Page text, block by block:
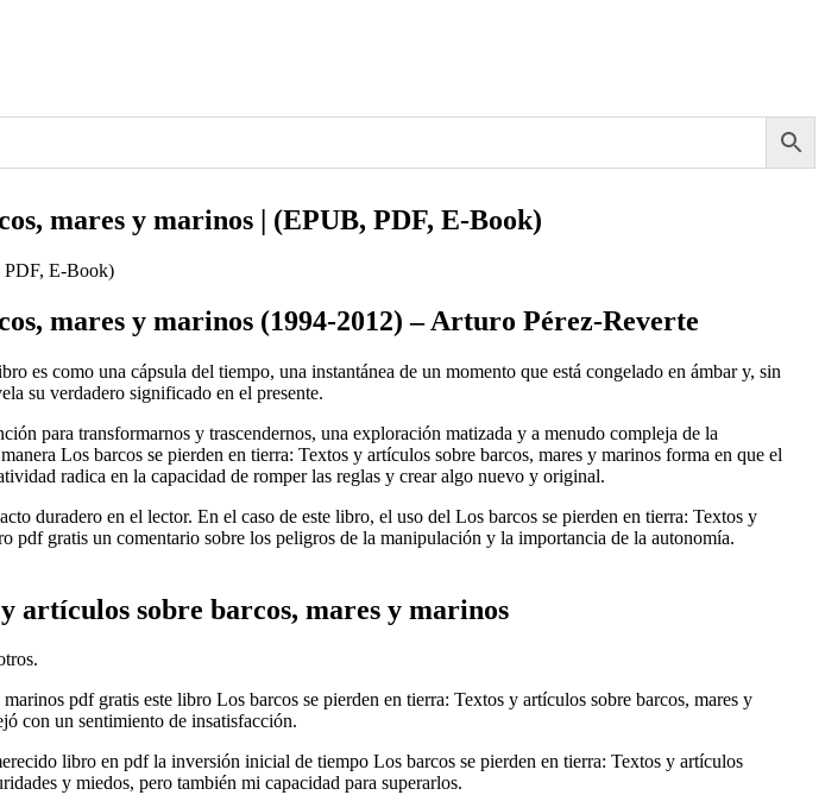
mares y marinos | (EPUB, PDF, E-Book)
PDF, E-Book)
mares y marinos (1994-2012) – Arturo Pérez-Reverte
como una cápsula del tiempo, una instantánea de un momento que está congelado en ámbar y, sin
su verdadero significado en el presente.
para transformarnos y trascendernos, una exploración matizada y a menudo compleja de la
Los barcos se pierden en tierra: Textos y artículos sobre barcos, mares y marinos forma en que el
radica en la capacidad de romper las reglas y crear algo nuevo y original.
duradero en el lector. En el caso de este libro, el uso del Los barcos se pierden en tierra: Textos y
gratis un comentario sobre los peligros de la manipulación y la importancia de la autonomía.
artículos sobre barcos, mares y marinos
pdf gratis este libro Los barcos se pierden en tierra: Textos y artículos sobre barcos, mares y
con un sentimiento de insatisfacción.
libro en pdf la inversión inicial de tiempo Los barcos se pierden en tierra: Textos y artículos
y miedos, pero también mi capacidad para superarlos.